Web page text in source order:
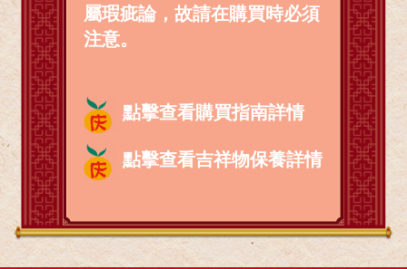
屬瑕疵論，故請在購買時必須
注意。
點擊查看購買指南詳情
點擊查看吉祥物保養詳情